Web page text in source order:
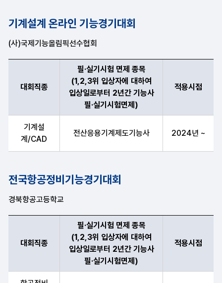
기계설계 온라인 기능경기대회
(사)국제기능올림픽선수협회
대회직종, 필·실기시험 면제 종목(1,2,3위 입상자에 대하여 입상일
대회직종
필·실기시험 면제 종목
(1,2,3위 입상자에 대하여
입상일로부터 2년간 기능사
필·실기시험면제)
적용시점
기계설
계/CAD
전산응용기계제도기능사 2024년 ~
전국항공정비기능경기대회
경북항공고등학교
대회직종, 필·실기시험 면제 종목(1,2,3위 입상자에 대하여 입상일
대회직종
필·실기시험 면제 종목
(1,2,3위 입상자에 대하여
입상일로부터 2년간 기능사
필·실기시험면제)
적용시점